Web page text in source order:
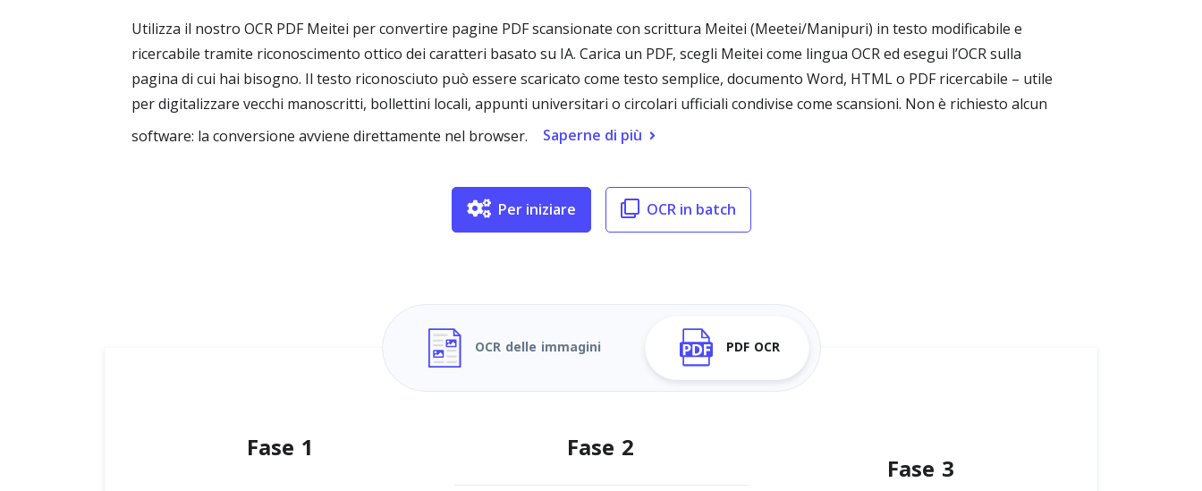
Utilizza il nostro OCR PDF Meitei per convertire pagine PDF scansionate con scrittura Meitei (Meetei/Manipuri) in testo modificabile e
ricercabile tramite riconoscimento ottico dei caratteri basato su IA. Carica un PDF, scegli Meitei come lingua OCR ed esegui l’OCR sulla
pagina di cui hai bisogno. Il testo riconosciuto può essere scaricato come testo semplice, documento Word, HTML o PDF ricercabile – utile
per digitalizzare vecchi manoscritti, bollettini locali, appunti universitari o circolari ufficiali condivise come scansioni. Non è richiesto alcun
software: la conversione avviene direttamente nel browser.
Saperne di più
Per iniziare OCR in batch
OCR delle immagini PDF OCR
Fase 1 Fase 2
Fase 3